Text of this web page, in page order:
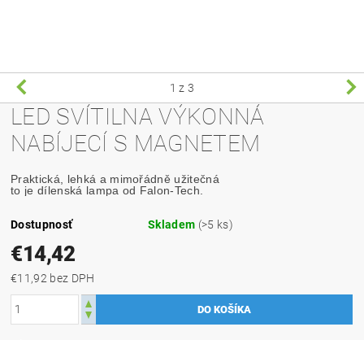
1 z 3
LED SVÍTILNA VÝKONNÁ
NABÍJECÍ S MAGNETEM
Praktická, lehká a mimořádně užitečná
to je dílenská lampa od Falon-Tech.
Dostupnosť Skladem (>5 ks)
€14,42
€11,92 bez DPH